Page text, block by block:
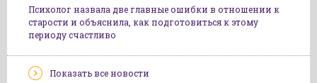
Психолог назвала две главные ошибки в отношении к
старости и объяснила, как подготовиться к этому
периоду счастливо
Показать все новости